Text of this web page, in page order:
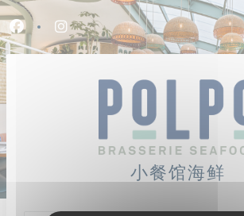
Cookie管理面板
Facebook ((在新窗口中打开))
Instagram ((在新窗口中打开))
小餐馆海鲜